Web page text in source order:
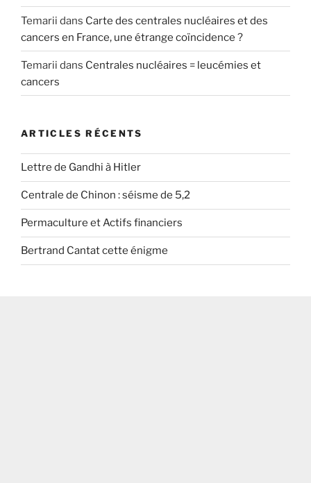
Temarii dans Carte des centrales nucléaires et des
cancers en France, une étrange coïncidence ?
Temarii dans Centrales nucléaires = leucémies et
cancers
ARTICLES RÉCENTS
Lettre de Gandhi à Hitler
Centrale de Chinon : séisme de 5,2
Permaculture et Actifs financiers
Bertrand Cantat cette énigme